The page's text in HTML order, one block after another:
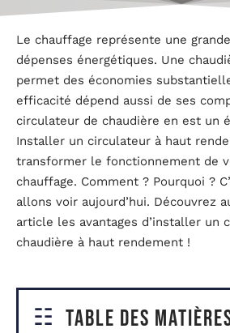
Le chauffage représente une
dépenses énergétiques. Une
permet des économies
efficacité dépend aussi de ses
circulateur de chaudière en est un
Installer un circulateur à haut
transformer le fonctionnement de
chauffage. Comment ? Pourquoi ?
allons voir aujourd’hui. Découvrez
article les avantages d’installer un
chaudière à haut rendement !
Table des